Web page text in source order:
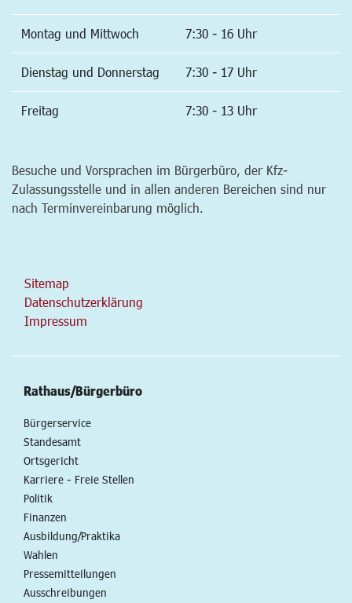
Montag und Mittwoch 7:30 - 16 Uhr
Dienstag und Donnerstag 7:30 - 17 Uhr
Freitag 7:30 - 13 Uhr
Besuche und Vorsprachen im Bürgerbüro, der Kfz-
Zulassungsstelle und in allen anderen Bereichen sind nur
nach Terminvereinbarung möglich.
Sitemap
Datenschutzerklärung
Impressum
Rathaus/Bürgerbüro
Bürgerservice
Standesamt
Ortsgericht
Karriere - Freie Stellen
Politik
Finanzen
Ausbildung/Praktika
Wahlen
Pressemitteilungen
Ausschreibungen